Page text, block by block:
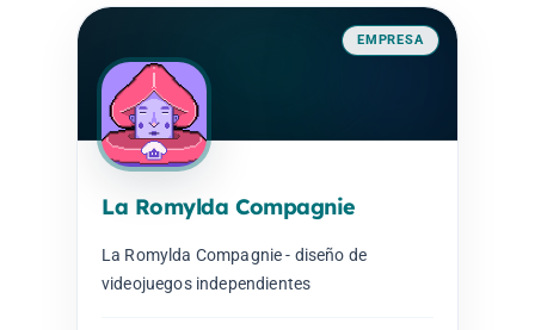
EMPRESA
La Romylda Compagnie
La Romylda Compagnie - diseño de
videojuegos independientes